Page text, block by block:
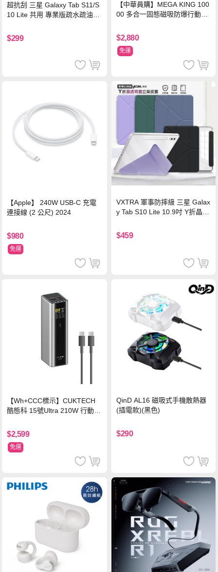
超抗刮 三星 Galaxy Tab S11/S
10 Lite 共用 專業版疏水疏油9H
$299
【中華員購】MEGA KING 100
00 多合一固態磁吸防爆行動電
$2,880
免運
【Apple】 240W USB-C 充電
連接線 (2 公尺) 2024
$980
免運
VXTRA 軍事防摔級 三星 Galax
y Tab S10 Lite 10.9吋 Y折晶透
$459
【Wh+CCC標示】CUKTECH
酷態科 15號Ultra 210W 行動電
$2,599
免運
QinD AL16 磁吸式手機散熱器
(插電款)(黑色)
$290